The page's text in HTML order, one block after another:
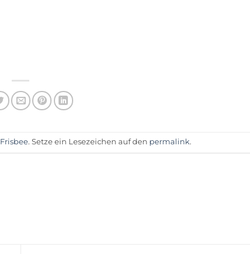
Frisbee. Setze ein Lesezeichen auf den permalink.